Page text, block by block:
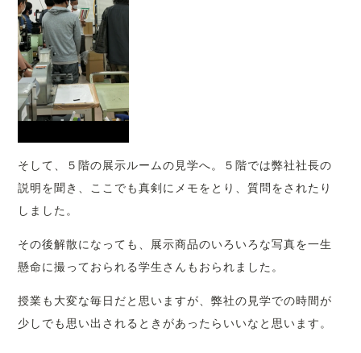
そして、５階の展示ルームの見学へ。５階では弊社社長の
説明を聞き、ここでも真剣にメモをとり、質問をされたり
しました。
その後解散になっても、展示商品のいろいろな写真を一生
懸命に撮っておられる学生さんもおられました。
授業も大変な毎日だと思いますが、弊社の見学での時間が
少しでも思い出されるときがあったらいいなと思います。